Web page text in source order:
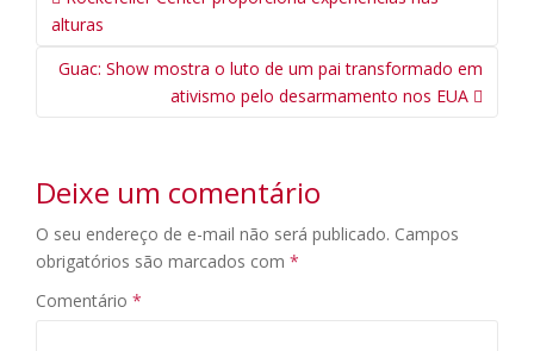
da
Postagem
alturas
Guac: Show mostra o luto de um pai transformado em
ativismo pelo desarmamento nos EUA
Deixe um comentário
O seu endereço de e-mail não será publicado. Campos
obrigatórios são marcados com *
Comentário *